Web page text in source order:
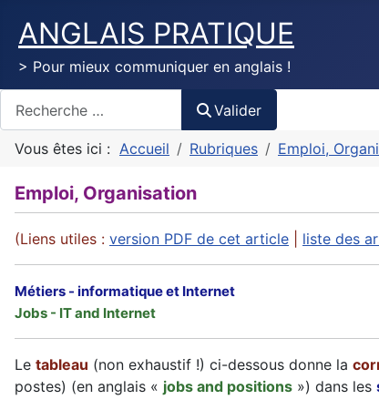
ANGLAIS PRATIQUE
> Pour mieux communiquer en anglais !
Valider
Vous êtes ici : Accueil Rubriques Emploi,
Emploi, Organisation
(Liens utiles : version PDF de cet article liste des
Métiers - informatique et Internet
Jobs - IT and Internet
Le tableau (non exhaustif !) ci-dessous donne la
postes) (en anglais « jobs and positions ») dans les